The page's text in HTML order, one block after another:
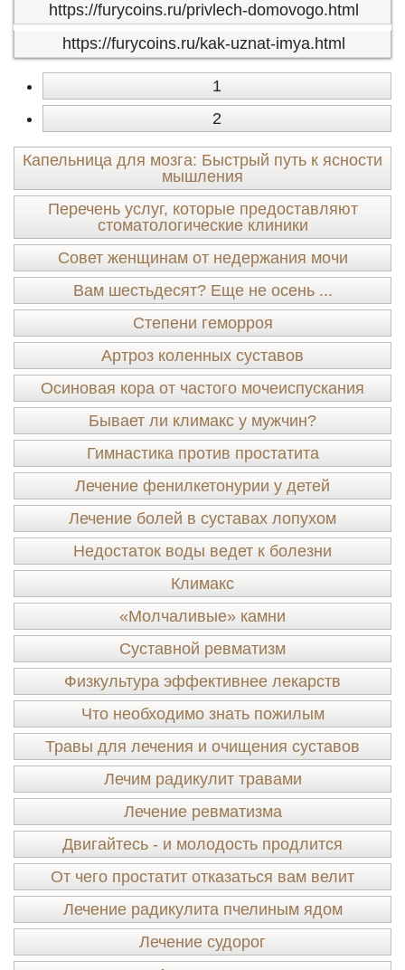
https://furycoins.ru/privlech-domovogo.html
https://furycoins.ru/kak-uznat-imya.html
1
2
Капельница для мозга: Быстрый путь к ясности
мышления
Перечень услуг, которые предоставляют
стоматологические клиники
Совет женщинам от недержания мочи
Вам шестьдесят? Еще не осень ...
Степени геморроя
Артроз коленных суставов
Осиновая кора от частого мочеиспускания
Бывает ли климакс у мужчин?
Гимнастика против простатита
Лечение фенилкетонурии у детей
Лечение болей в суставах лопухом
Недостаток воды ведет к болезни
Климакс
«Молчаливые» камни
Суставной ревматизм
Физкультура эффективнее лекарств
Что необходимо знать пожилым
Травы для лечения и очищения суставов
Лечим радикулит травами
Лечение ревматизма
Двигайтесь - и молодость продлится
От чего простатит отказаться вам велит
Лечение радикулита пчелиным ядом
Лечение судорог